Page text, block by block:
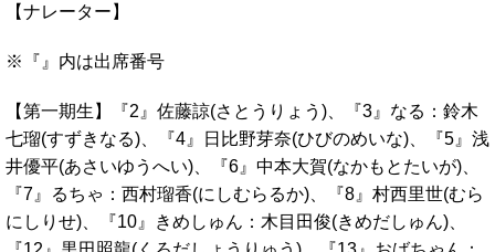
【ナレーター】
※『』内は出席番号
【第一期生】『2』佐藤諒(さとうりょう)、『3』なる：鈴木
七瑠(すずきなる)、『4』日比野芽奈(ひびのめいな)、『5』浅
井優平(あさいゆうへい)、『6』中本大賀(なかもとたいが)、
『7』るちゃ：西村瑠香(にしむらるか)、『8』村西里世(むら
にしりせ)、『10』きめしゅん：木目田俊(きめだしゅん)、